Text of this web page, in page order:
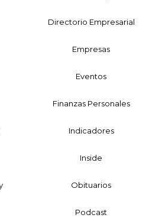
Directorio Empresarial
Empresas
Eventos
Finanzas Personales
Indicadores
Inside
Obituarios
Podcast